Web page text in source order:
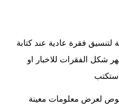
لتنسيق فقرة عادية عند كتابة
شكل الفقرات للاخبار او
ستكتب
لعرض معلومات معينة